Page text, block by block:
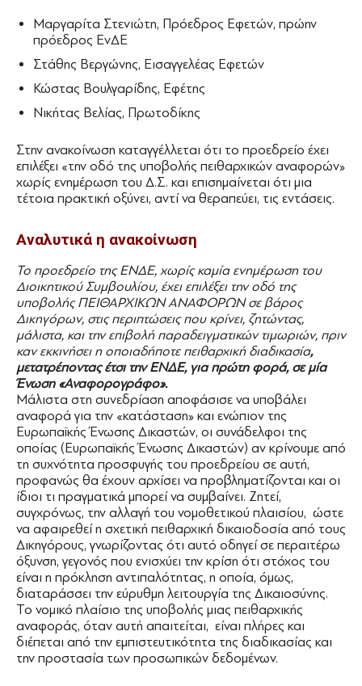
Μαργαρίτα Στενιώτη, Πρόεδρος Εφετών, πρώην
πρόεδρος ΕνΔΕ
Στάθης Βεργώνης, Εισαγγελέας Εφετών
Κώστας Βουλγαρίδης, Εφέτης
Νικήτας Βελίας, Πρωτοδίκης
Στην ανακοίνωση καταγγέλλεται ότι το προεδρείο έχει
επιλέξει «την οδό της υποβολής πειθαρχικών αναφορών»
χωρίς ενημέρωση του Δ.Σ. και επισημαίνεται ότι μια
τέτοια πρακτική οξύνει, αντί να θεραπεύει, τις εντάσεις.
Αναλυτικά η ανακοίνωση
Το προεδρείο της ΕΝΔΕ, χωρίς καμία ενημέρωση του
Διοικητικού Συμβουλίου, έχει επιλέξει την οδό της
υποβολής ΠΕΙΘΑΡΧΙΚΩΝ ΑΝΑΦΟΡΩΝ σε βάρος
Δικηγόρων, στις περιπτώσεις που κρίνει, ζητώντας,
μάλιστα, και την επιβολή παραδειγματικών τιμωριών, πριν
καν εκκινήσει η οποιαδήποτε πειθαρχική διαδικασία,
μετατρέποντας έτσι την ΕΝΔΕ, για πρώτη φορά, σε μία
Ένωση «Αναφορογράφο».
Μάλιστα στη συνεδρίαση αποφάσισε να υποβάλει
αναφορά για την «κατάσταση» και ενώπιον της
Ευρωπαϊκής Ένωσης Δικαστών, οι συνάδελφοι της
οποίας (Ευρωπαϊκής Ένωσης Δικαστών) αν κρίνουμε από
τη συχνότητα προσφυγής του προεδρείου σε αυτή,
προφανώς θα έχουν αρχίσει να προβληματίζονται και οι
ίδιοι τι πραγματικά μπορεί να συμβαίνει. Ζητεί,
συγχρόνως, την αλλαγή του νομοθετικού πλαισίου, ώστε
να αφαιρεθεί η σχετική πειθαρχική δικαιοδοσία από τους
Δικηγόρους, γνωρίζοντας ότι αυτό οδηγεί σε περαιτέρω
όξυνση, γεγονός που ενισχύει την κρίση ότι στόχος του
είναι η πρόκληση αντιπαλότητας, η οποία, όμως,
διαταράσσει την εύρυθμη λειτουργία της Δικαιοσύνης.
Το νομικό πλαίσιο της υποβολής μιας πειθαρχικής
αναφοράς, όταν αυτή απαιτείται, είναι πλήρες και
διέπεται από την εμπιστευτικότητα της διαδικασίας και
την προστασία των προσωπικών δεδομένων.